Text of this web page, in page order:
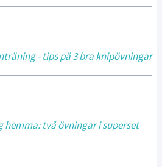
- tips på 3 bra knipövningar
hemma: två övningar i superset